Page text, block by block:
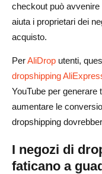
Modello per
Come trasformare gli
Invia traffico a
prodotto
Usa codici sconto
Costruisci una lista
checkout può
aiuta i proprietari dei
acquisto.
PerAliDrop utenti,
dropshipping
YouTube per generare
aumentare le
dropshipping
I negozi di
faticano a